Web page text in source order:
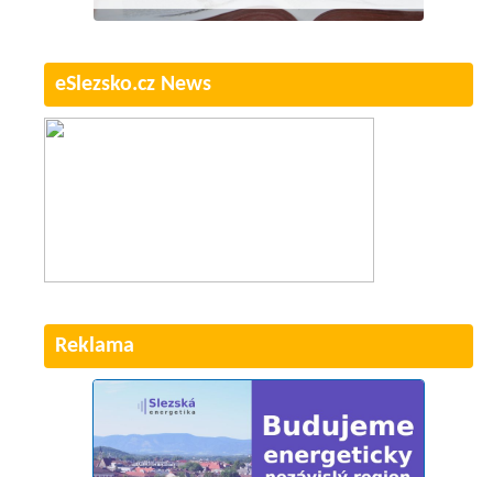
eSlezsko.cz News
Reklama